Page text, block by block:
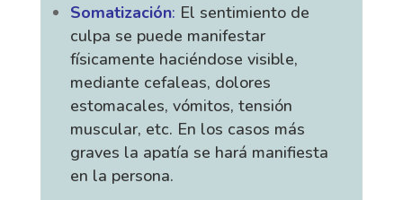
Somatización: El sentimiento de
culpa se puede manifestar
físicamente haciéndose visible,
mediante cefaleas, dolores
estomacales, vómitos, tensión
muscular, etc. En los casos más
graves la apatía se hará manifiesta
en la persona.